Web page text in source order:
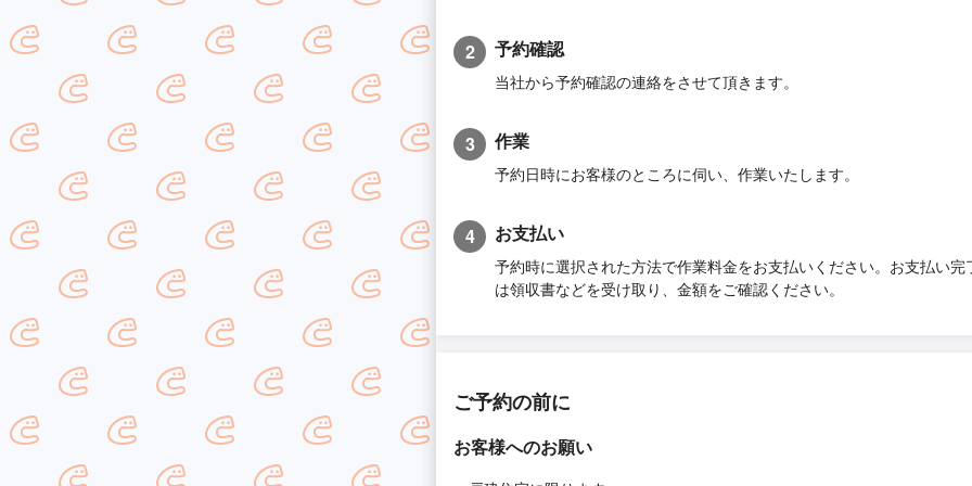
2 予約確認
当社から予約確認の連絡をさせて頂きます。
3 作業
予約日時にお客様のところに伺い、作業いたします。
4 お支払い
予約時に選択された方法で作業料金をお支払いください。お支払い完
は領収書などを受け取り、金額をご確認ください。
ご予約の前に
お客様へのお願い